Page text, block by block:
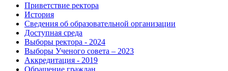
Приветствие ректора
История
Сведения об образовательной организации
Доступная среда
Выборы ректора - 2024
Выборы Ученого совета – 2023
Аккредитация - 2019
Обращение граждан